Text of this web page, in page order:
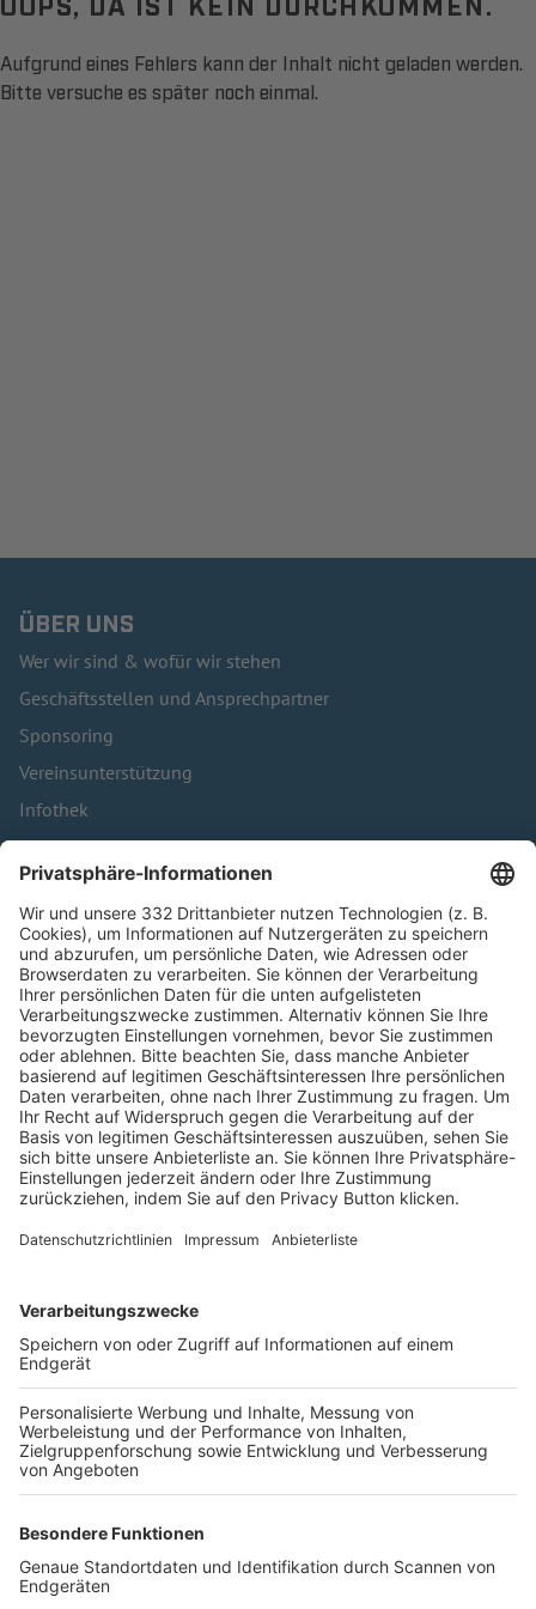
Aufgrund eines Fehlers kann der Inhalt nicht geladen werden.
Bitte versuche es später noch einmal.
ÜBER UNS
Wer wir sind & wofür wir stehen
Geschäftsstellen und Ansprechpartner
Sponsoring
Vereinsunterstützung
Infothek
Kontakt
HÄUFIG BESUCHTE SEITEN
Pässe und Vereinswechsel
Trainerausbildung
Schulungsangebot Vereinsmitarbeiter
BFV-Geschäftsstellen
Trainerbörse
Login SpielPlus
FOLGE DEM BFV
TOP-VEREINE
TOP-PARTNER